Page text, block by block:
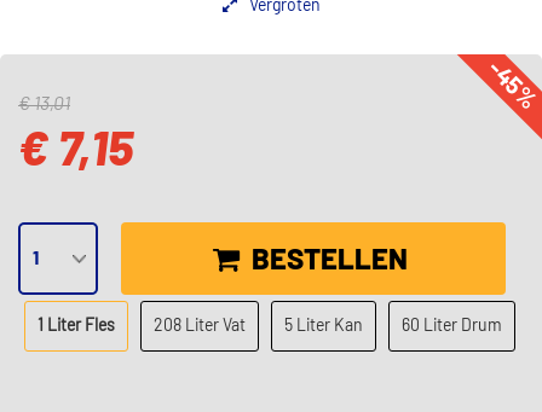
Vergroten
-
€ 13,01
€ 7,15
BESTELLEN
1 Liter Fles 208 Liter Vat 5 Liter Kan 60 Liter Drum